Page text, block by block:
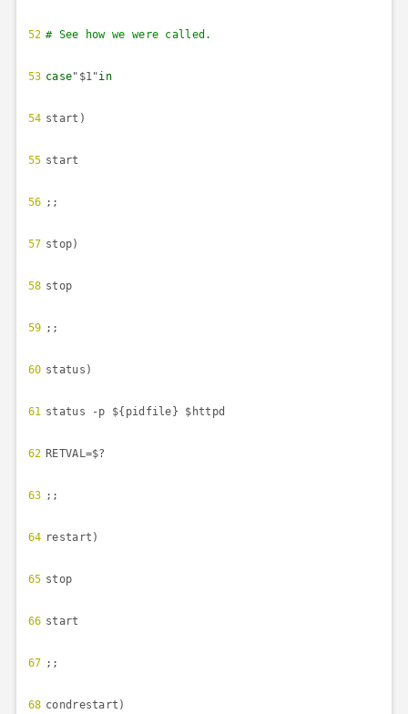
52
53
54
55
56
57
58
59
60
61
62
63
64
65
66
67
68
# See how we were called.
case"$1"in
start)
start
;;
stop)
stop
;;
status)
status -p ${pidfile} $httpd
RETVAL=$?
;;
restart)
stop
start
;;
condrestart)